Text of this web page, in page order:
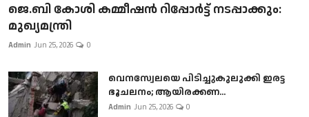
ജെ.ബി കോശി കമ്മീഷൻ റിപ്പോർട്ട് നടപ്പാക്കും:
മുഖ്യമന്ത്രി
Admin Jun 25, 2026 0
വെനസ്വേലയെ പിടിച്ചുകുലുക്കി ഇരട്ട
ഭൂചലനം; ആയിരക്കണ...
Admin Jun 25, 2026 0